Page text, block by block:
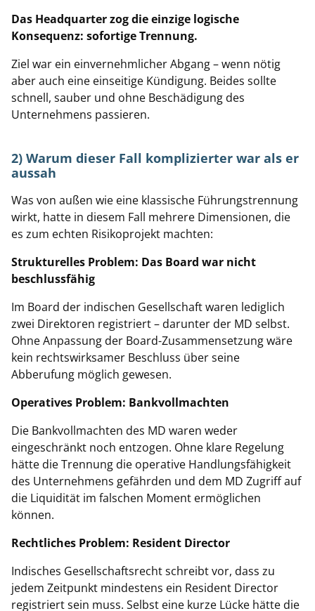
Das Headquarter zog die einzige logische
Konsequenz: sofortige Trennung.
Ziel war ein einvernehmlicher Abgang – wenn nötig
aber auch eine einseitige Kündigung. Beides sollte
schnell, sauber und ohne Beschädigung des
Unternehmens passieren.
2) Warum dieser Fall komplizierter war als er
aussah
Was von außen wie eine klassische Führungstrennung
wirkt, hatte in diesem Fall mehrere Dimensionen, die
es zum echten Risikoprojekt machten:
Strukturelles Problem: Das Board war nicht
beschlussfähig
Im Board der indischen Gesellschaft waren lediglich
zwei Direktoren registriert – darunter der MD selbst.
Ohne Anpassung der Board-Zusammensetzung wäre
kein rechtswirksamer Beschluss über seine
Abberufung möglich gewesen.
Operatives Problem: Bankvollmachten
Die Bankvollmachten des MD waren weder
eingeschränkt noch entzogen. Ohne klare Regelung
hätte die Trennung die operative Handlungsfähigkeit
des Unternehmens gefährden und dem MD Zugriff auf
die Liquidität im falschen Moment ermöglichen
können.
Rechtliches Problem: Resident Director
Indisches Gesellschaftsrecht schreibt vor, dass zu
jedem Zeitpunkt mindestens ein Resident Director
registriert sein muss. Selbst eine kurze Lücke hätte die